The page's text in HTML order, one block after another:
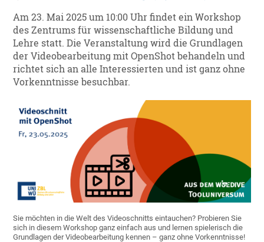
Am 23. Mai 2025 um 10:00 Uhr findet ein Workshop
des Zentrums für wissenschaftliche Bildung und
Lehre statt. Die Veranstaltung wird die Grundlagen
der Videobearbeitung mit OpenShot behandeln und
richtet sich an alle Interessierten und ist ganz ohne
Vorkenntnisse besuchbar.
Sie möchten in die Welt des Videoschnitts eintauchen? Probieren Sie
sich in diesem Workshop ganz einfach aus und lernen spielerisch die
Grundlagen der Videobearbeitung kennen – ganz ohne Vorkenntnisse!